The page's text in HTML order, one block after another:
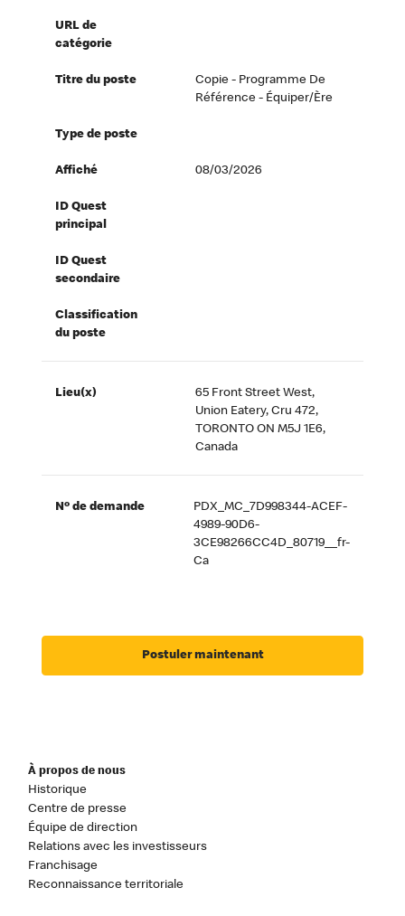
URL de
catégorie
Titre du poste
Copie - Programme De
Référence - Équiper/ère
Type de poste
Affiché 08/03/2026
ID Quest
principal
ID Quest
secondaire
Classification
du poste
Lieu(x)
65 Front Street West,
Union Eatery, Cru 472,
TORONTO ON M5J 1E6,
Canada
Nº de demande
PDX_MC_7D998344-ACEF-
4989-90D6-
3CE98266CC4D_80719__fr-
Ca
Postuler maintenant
À propos de nous
Historique
Centre de presse
Équipe de direction
Relations avec les investisseurs
Franchisage
Reconnaissance territoriale